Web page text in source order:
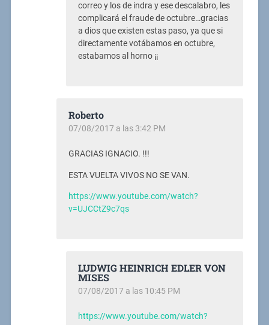
correo y los de indra y ese descalabro, les
complicará el fraude de octubre…gracias
a dios que existen estas paso, ya que si
directamente votábamos en octubre,
estabamos al horno ¡¡
Roberto
07/08/2017 a las 3:42 PM
GRACIAS IGNACIO. !!!
ESTA VUELTA VIVOS NO SE VAN.
https://www.youtube.com/watch?
v=UJCCtZ9c7qs
LUDWIG HEINRICH EDLER VON
MISES
07/08/2017 a las 10:45 PM
https://www.youtube.com/watch?